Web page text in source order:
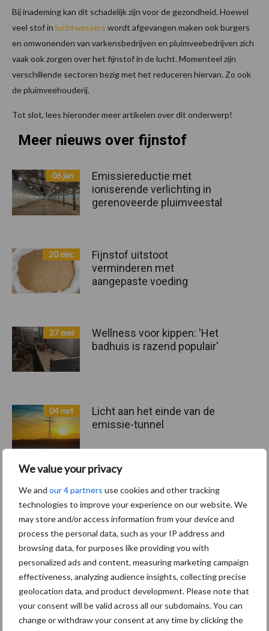
We value your privacy
We and our 4 partners use cookies and other tracking
technologies to improve your experience on our website. We
may store and/or access information from your device and
process the personal data, such as your IP address and
browsing data, for purposes like providing you with
personalized ads and content, measuring marketing campaign
effectiveness, analyzing audience insights, collecting precise
geolocation data, and product development. Please note that
your consent will be valid across all our subdomains. You can
change or withdraw your consent at any time by clicking the
Bij inademing kan dit schadelijk zijn voor de gezondheid. Hoewel
veel stof in luchtwassers wordt afgevangen maken ook burgers
en omwonenden van varkensbedrijven en pluimveebedrijven zich
vaak ook zorgen over het fijnstof in de lucht. Momenteel zijn
verschillende sectoren bezig met het reduceren hiervan. Zo ook
de pluimveehouderij.
Tot slot, lees hieronder meer artikelen over dit onderwerp!
Meer nieuws over fijnstof
06 jan
Emissiereductie met
ioniserende verlichting in
gerenoveerde pluimveestal
20 dec
Fijnstof uitstoot
verminderen met
aangepaste voeding
27 mei
Wellness voor kippen: 'Het
badhuis is razend populair'
04 mrt
Licht aan het einde van de
emissie-tunnel
Toon meer
Recent nieuws Partner nieuws
Belastingdienst publiceert